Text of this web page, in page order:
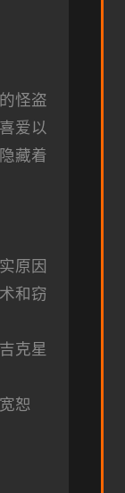
怪盗
爱以
藏着
原因
和窃
克星
恕